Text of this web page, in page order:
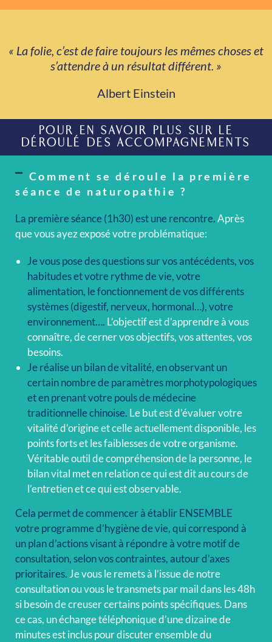
« La folie, c’est de faire toujours les mêmes choses et
s’attendre à un résultat différent. »
Albert Einstein
POUR EN SAVOIR PLUS SUR LE
DÉROULÉ DES ACCOMPAGNEMENTS
Comment se déroule la première
séance de naturopathie ?
La première séance (1h30) est une rencontre.Après
que vous ayez exposé votre problématique:
Je vous pose des questions sur vos antécédents, vos
habitudes et votre rythme de vie, votre
alimentation, le fonctionnement de vos différents
systèmes(digestif, nerveux, hormonal…),votre
environnement…. L’objectif est d’apprendre à vous
connaître, de cerner vos objectifs, vos attentes, vos
besoins.
Je réalise un bilan de vitalité, en observant un
certain nombre de paramètres morphotypologiques
et en prenant votre pouls de médecine
traditionnelle chinoise. Le but est d’évaluer votre
vitalité d’origine et celle actuellement disponible, les
points forts et les faiblesses de votre organisme.
Véritable outil de compréhension de la personne, le
bilan vital met en relation ce qui est dit au cours de
l’entretien et ce qui est observable.
Cela permet de commencer à établir ENSEMBLE
votre programme d’hygiène de vie, qui correspond à
un plan d’actions visant à répondre à votre motif de
consultation, selon vos contraintes, autour d’axes
prioritaires.Je vous le remets à l’issue de notre
consultation ou vous le transmets par mail dans les 48h
si besoin de creuser certains points spécifiques. Dans
ce cas, un échange téléphonique d’une dizaine de
minutes est inclus pour discuter ensemble du